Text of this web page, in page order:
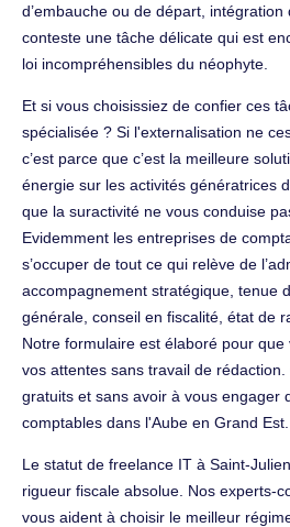
d’embauche ou de départ,
conteste une tâche délicate qui est
loi incompréhensibles du néophyte.
Et si vous choisissiez de confier ces
spécialisée ? Si l'externalisation ne
c’est parce que c’est la meilleure
énergie sur les activités génératrices
que la suractivité ne vous conduise
Evidemment les entreprises de
s’occuper de tout ce qui relève de
accompagnement stratégique, tenue
générale, conseil en fiscalité, état de
Notre formulaire est élaboré pour
vos attentes sans travail de
gratuits et sans avoir à vous engager
comptables dans l'Aube en Grand Est.
Le statut de freelance IT à Saint-
rigueur fiscale absolue. Nos experts-
vous aident à choisir le meilleur